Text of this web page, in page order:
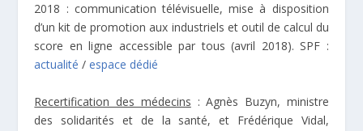
2018 : communication télévisuelle, mise à disposition
d’un kit de promotion aux industriels et outil de calcul du
score en ligne accessible par tous (avril 2018). SPF :
actualité /espace dédié
Recertification des médecins : Agnès Buzyn, ministre
des solidarités et de la santé, et Frédérique Vidal,